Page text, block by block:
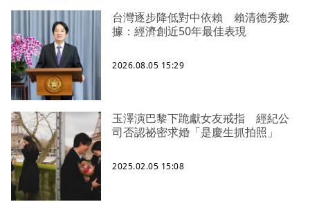
台灣逐步降低對中依賴 賴清德秀數
據：經濟創近50年最佳表現
2026.08.05 15:29
玉澤演巴黎下跪獻女友戒指 經紀公
司否認祕密求婚「是慶生抓拍照」
2025.02.05 15:08